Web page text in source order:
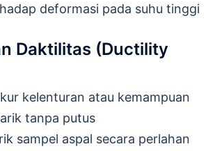
deformasi pada suhu tinggi
Daktilitas (Ductility
kelenturan atau kemampuan
tanpa putus
sampel aspal secara perlahan